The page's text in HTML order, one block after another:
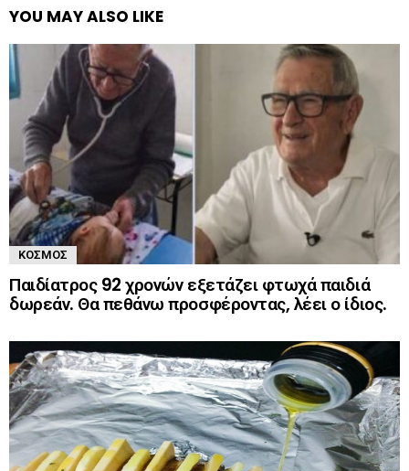
YOU MAY ALSO LIKE
ΚΌΣΜΟΣ
Παιδίατρος 92 χρονών εξετάζει φτωχά παιδιά
δωρεάν. Θα πεθάνω προσφέροντας, λέει ο ίδιος.